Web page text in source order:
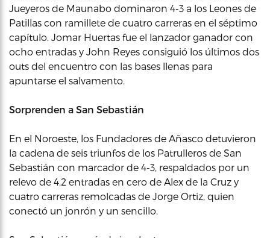
Jueyeros de Maunabo dominaron 4-3 a los Leones de
Patillas con ramillete de cuatro carreras en el séptimo
capítulo. Jomar Huertas fue el lanzador ganador con
ocho entradas y John Reyes consiguió los últimos dos
outs del encuentro con las bases llenas para
apuntarse el salvamento.
Sorprenden a San Sebastián
En el Noroeste, los Fundadores de Añasco detuvieron
la cadena de seis triunfos de los Patrulleros de San
Sebastián con marcador de 4-3, respaldados por un
relevo de 4.2 entradas en cero de Alex de la Cruz y
cuatro carreras remolcadas de Jorge Ortiz, quien
conectó un jonrón y un sencillo.